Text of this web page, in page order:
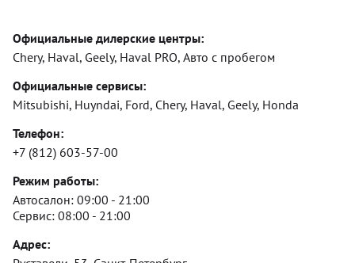
Официальные дилерские центры:
Chery, Haval, Geely, Haval PRO, Авто с пробегом
Официальные сервисы:
Mitsubishi, Huyndai, Ford, Chery, Haval, Geely, Honda
Телефон:
+7 (812) 603-57-00
Режим работы:
Автосалон: 09:00 - 21:00
Сервис: 08:00 - 21:00
Адрес: